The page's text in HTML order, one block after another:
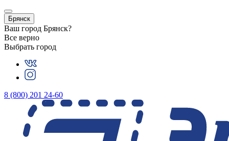
Брянск
Ваш город Брянск?
Все верно
Выбрать город
8 (800) 201 24-60